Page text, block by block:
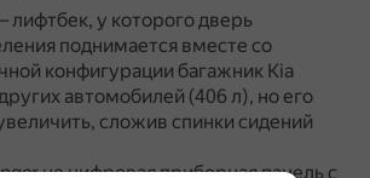
лифтбек, у которого дверь
поднимается вместе со
конфигурации багажник Kia
автомобилей (406 л), но его
сложив спинки сидений
не цифровая приборная панель с